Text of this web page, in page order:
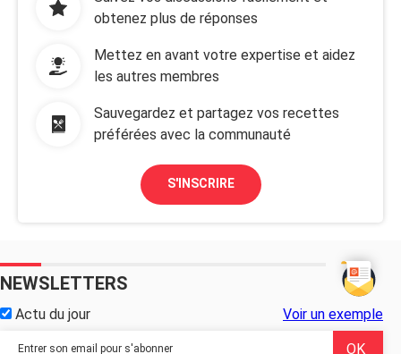
obtenez plus de réponses
Mettez en avant votre expertise et aidez
les autres membres
Sauvegardez et partagez vos recettes
préférées avec la communauté
S'INSCRIRE
NEWSLETTERS
Actu du jour Voir un exemple